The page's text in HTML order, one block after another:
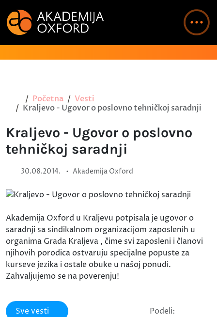
Početna
Vesti
Kraljevo - Ugovor o poslovno tehničkoj saradnji
Kraljevo - Ugovor o poslovno
tehničkoj saradnji
30.08.2014. • Akademija Oxford
Akademija Oxford u Kraljevu potpisala je ugovor o
saradnji sa sindikalnom organizacijom zaposlenih u
organima Grada Kraljeva , čime svi zaposleni i članovi
njihovih porodica ostvaruju specijalne popuste za
kurseve jezika i ostale obuke u našoj ponudi.
Zahvaljujemo se na poverenju!
Sve vesti Podeli: